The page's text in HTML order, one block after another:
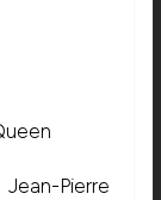
Pierre